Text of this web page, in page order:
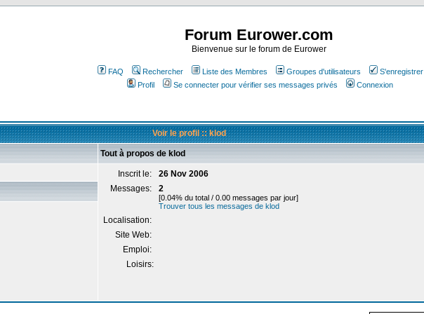
Forum Eurower.com
Bienvenue sur le forum de Eurower
FAQ Rechercher Liste des Membres Groupes d'utilisateurs
S'enregistrer
Profil
Se connecter pour vérifier ses messages privés Connexion
Voir le profil :: klod
Tout à propos de klod
Inscrit le:
26 Nov 2006
Messages:
2
[0.04% du total / 0.00 messages par jour]
Trouver tous les messages de klod
Localisation:
Site Web:
Emploi:
Loisirs: